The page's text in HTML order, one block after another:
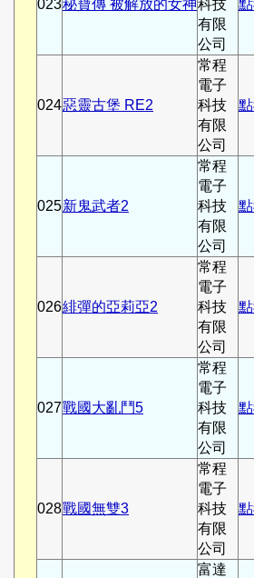
023秘寶傳 被解放的女神科技
有限
公司
024惡靈古堡 RE2
常程
電子
科技
有限
公司
025新鬼武者2
常程
電子
科技
有限
公司
026緋彈的亞莉亞2
常程
電子
科技
有限
公司
027戰國大亂鬥5
常程
電子
科技
有限
公司
028戰國無雙3
常程
電子
科技
有限
公司
富達